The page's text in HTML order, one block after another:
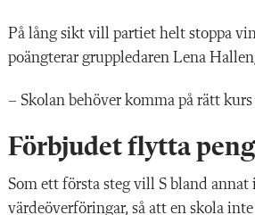
På lång sikt vill partiet helt stoppa
poängterar gruppledaren Lena
– Skolan behöver komma på rätt kurs
Förbjudet flytta
Som ett första steg vill S bland
värdeöverföringar, så att en skola